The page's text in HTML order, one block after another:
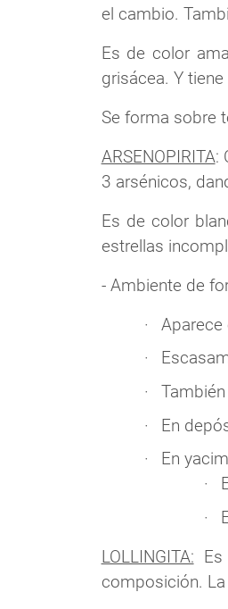
el cambio.
Es de color
grisácea. Y
Se forma sobre
ARSENOPIRITA:
3 arsénicos,
Es de color
estrellas
- Ambiente de
En
En
LOLLINGITA:
composición.